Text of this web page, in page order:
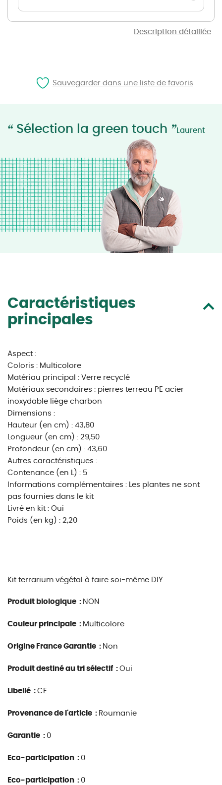
Description détaillée
“ Sélection la green touch ”Laurent
Caractéristiques
principales
Aspect :
Coloris : Multicolore
Matériau principal : Verre recyclé
Matériaux secondaires : pierres terreau PE acier
inoxydable liège charbon
Dimensions :
Hauteur (en cm) : 43,80
Longueur (en cm) : 29,50
Profondeur (en cm) : 43,60
Autres caractéristiques :
Contenance (en L) : 5
Informations complémentaires : Les plantes ne sont
pas fournies dans le kit
Livré en kit : Oui
Poids (en kg) : 2,20
Kit terrarium végétal à faire soi-même DIY
Produit biologique : NON
Couleur principale : Multicolore
Origine France Garantie : Non
Produit destiné au tri sélectif : Oui
Libellé : CE
Provenance de l'article : Roumanie
Garantie : 0
Eco-participation : 0
Eco-participation : 0
Sauvegarder dans une liste de favoris